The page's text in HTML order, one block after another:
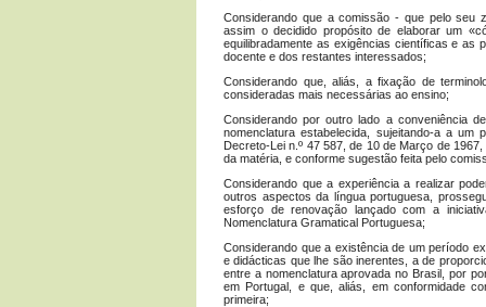
Considerando que a comissão - que pelo seu
assim o decidido propósito de elaborar um
equilibradamente as exigências científicas e as
docente e dos restantes interessados;
Considerando que, aliás, a fixação de
consideradas mais necessárias ao ensino;
Considerando por outro lado a conveniência
nomenclatura estabelecida, sujeitando-a a um
Decreto-Lei n.º 47 587, de 10 de Março de
da matéria, e conforme sugestão feita pelo
Considerando que a experiência a realizar
outros aspectos da língua portuguesa,
esforço de renovação lançado com a
Nomenclatura Gramatical Portuguesa;
Considerando que a existência de um período
e didácticas que lhe são inerentes, a de
entre a nomenclatura aprovada no Brasil, por
em Portugal, e que, aliás, em conformidade
primeira;